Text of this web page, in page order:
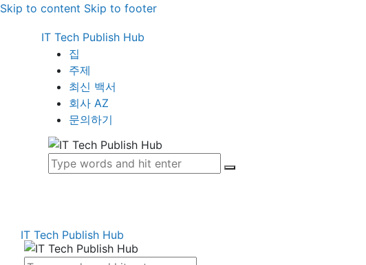
Skip to content Skip to footer
IT Tech Publish Hub
집
주제
최신 백서
회사 AZ
문의하기
IT Tech Publish Hub